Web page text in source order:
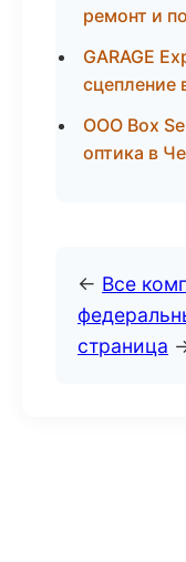
ремонт и
GARAGE
сцепление
ООО Box
оптика в
← Все
страница